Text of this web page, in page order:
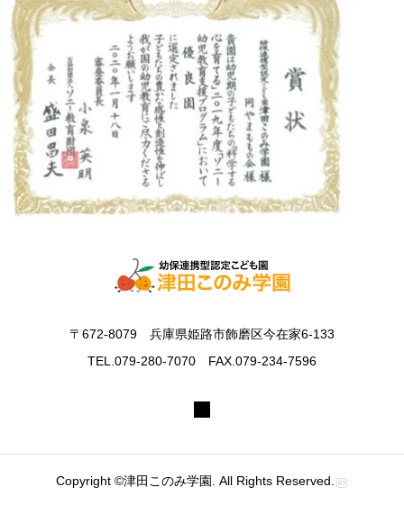
〒672-8079 兵庫県姫路市飾磨区今在家6-133
TEL.079-280-7070 FAX.079-234-7596
Copyright ©津田このみ学園. All Rights Reserved.